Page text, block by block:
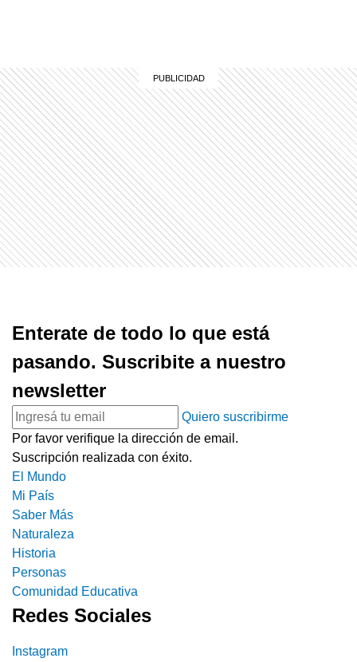
Enterate de todo lo que está
pasando. Suscribite a nuestro
newsletter
Quiero suscribirme
Por favor verifique la dirección de email.
Suscripción realizada con éxito.
El Mundo
Mi País
Saber Más
Naturaleza
Historia
Personas
Comunidad Educativa
Redes Sociales
Instagram